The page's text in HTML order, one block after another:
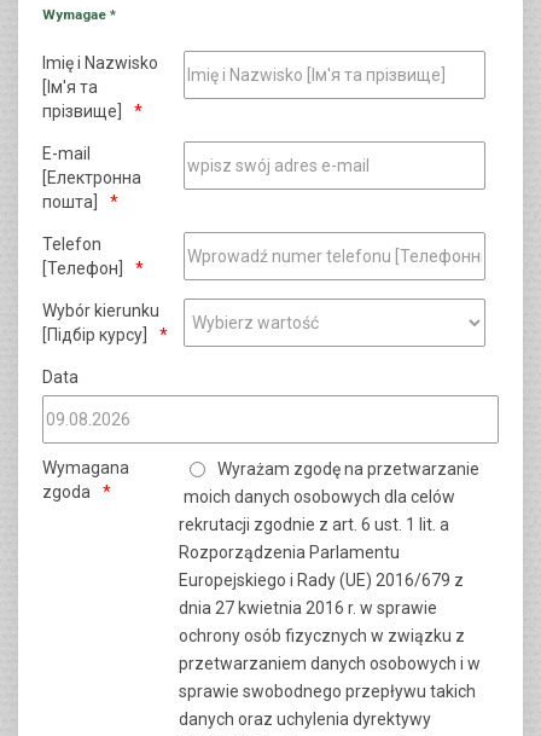
Wymagae *
Imię i Nazwisko
[Ім'я та
прізвище]
E-mail
[Електронна
пошта]
Telefon
[Телефон]
Wybór kierunku
[Підбір курсу]
Data
Wymagana
zgoda
Wyrażam zgodę na przetwarzanie
moich danych osobowych dla celów
rekrutacji zgodnie z art. 6 ust. 1 lit. a
Rozporządzenia Parlamentu
Europejskiego i Rady (UE) 2016/679 z
dnia 27 kwietnia 2016 r. w sprawie
ochrony osób fizycznych w związku z
przetwarzaniem danych osobowych i w
sprawie swobodnego przepływu takich
danych oraz uchylenia dyrektywy